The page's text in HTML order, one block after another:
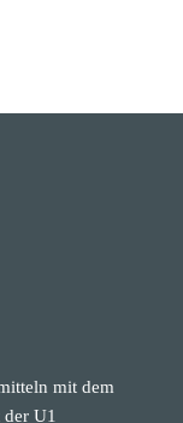
mit dem
U1